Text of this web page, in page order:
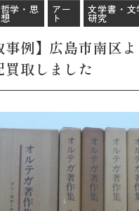
哲学・思
想
アー
ト
文学書・文
研究
事例】広島市南区
取しました